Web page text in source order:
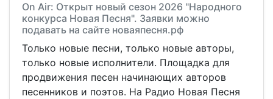
On Air: Открыт новый сезон 2026 "Народного
конкурса Новая Песня". Заявки можно
подавать на сайте новаяпесня.рф
Только новые песни, только новые авторы,
только новые исполнители. Площадка для
продвижения песен начинающих авторов
песенников и поэтов. На Радио Новая Песня